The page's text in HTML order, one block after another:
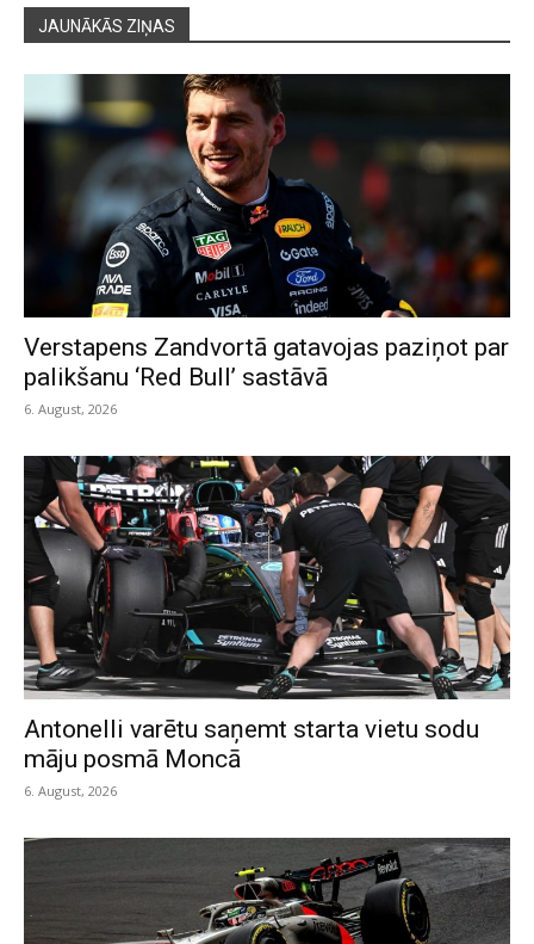
JAUNĀKĀS ZIŅAS
Verstapens Zandvortā gatavojas paziņot par
palikšanu ‘Red Bull’ sastāvā
6. August, 2026
Antonelli varētu saņemt starta vietu sodu
māju posmā Moncā
6. August, 2026